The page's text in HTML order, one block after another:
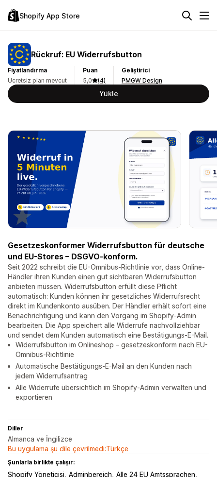
Shopify App Store
Rückruf: EU Widerrufsbutton
Fiyatlandırma
Ücretsiz plan mevcut
Puan
5,0
(4)
Geliştirici
PMGW Design
Yükle
Gesetzeskonformer Widerrufsbutton für deutsche
und EU-Stores – DSGVO-konform.
Seit 2022 schreibt die EU-Omnibus-Richtlinie vor, dass Online-
Händler ihren Kunden einen gut sichtbaren Widerrufsbutton
anbieten müssen. Widerrufsbutton erfüllt diese Pflicht
automatisch: Kunden können ihr gesetzliches Widerrufsrecht
direkt im Kundenkonto ausüben. Der Händler erhält sofort eine
Benachrichtigung und kann den Vorgang im Shopify-Admin
bearbeiten. Die App speichert alle Widerrufe nachvollziehbar
und sendet dem Kunden automatisch eine Bestätigungs-E-Mail.
Widerrufsbutton im Onlineshop – gesetzeskonform nach EU-
Omnibus-Richtlinie
Automatische Bestätigungs-E-Mail an den Kunden nach
jedem Widerrufsantrag
Alle Widerrufe übersichtlich im Shopify-Admin verwalten und
exportieren
Diller
Almanca ve İngilizce
Bu uygulama şu dile çevrilmedi:Türkçe
Şunlarla birlikte çalışır:
Shopify Yöneticisi Adminbereich Alle 24 EU Amtssprachen